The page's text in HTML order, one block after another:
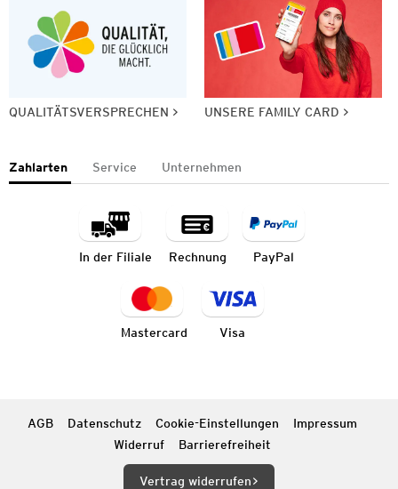
QUALITÄTSVERSPRECHEN UNSERE FAMILY CARD
Zahlarten Service Unternehmen
In der Filiale Rechnung PayPal
Mastercard Visa
AGB Datenschutz Cookie-Einstellungen
Impressum
Widerruf
Barrierefreiheit
Vertrag widerrufen